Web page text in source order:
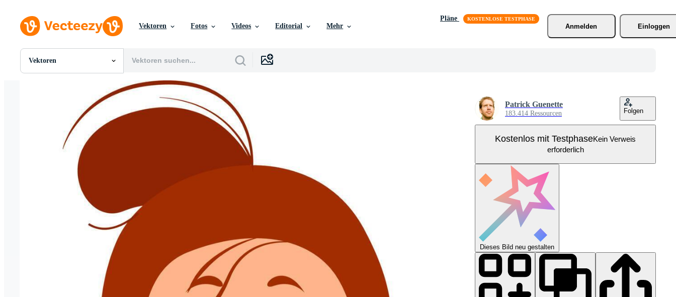
Vektoren Fotos Videos Editorial Mehr
Pläne
Anmelden
Einloggen
Vektoren
Alle Bilder
Vektoren
Motion Graphics
Redaktionelle Bilder
Redaktionelle Ereignisse
Patrick Guenette
183.414 Ressourcen Folgen
Kostenlos mit TestphaseKein Verweis
erforderlich
Dieses Bild neu gestalten